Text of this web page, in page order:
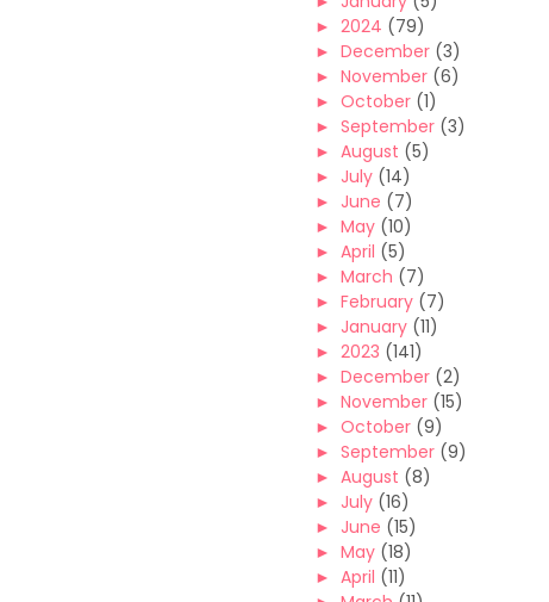
► 2024 (79)
► December (3)
► November (6)
► October (1)
► September (3)
► August (5)
► July (14)
► June (7)
► May (10)
► April (5)
► March (7)
► February (7)
► January (11)
► 2023 (141)
► December (2)
► November (15)
► October (9)
► September (9)
► August (8)
► July (16)
► June (15)
► May (18)
► April (11)